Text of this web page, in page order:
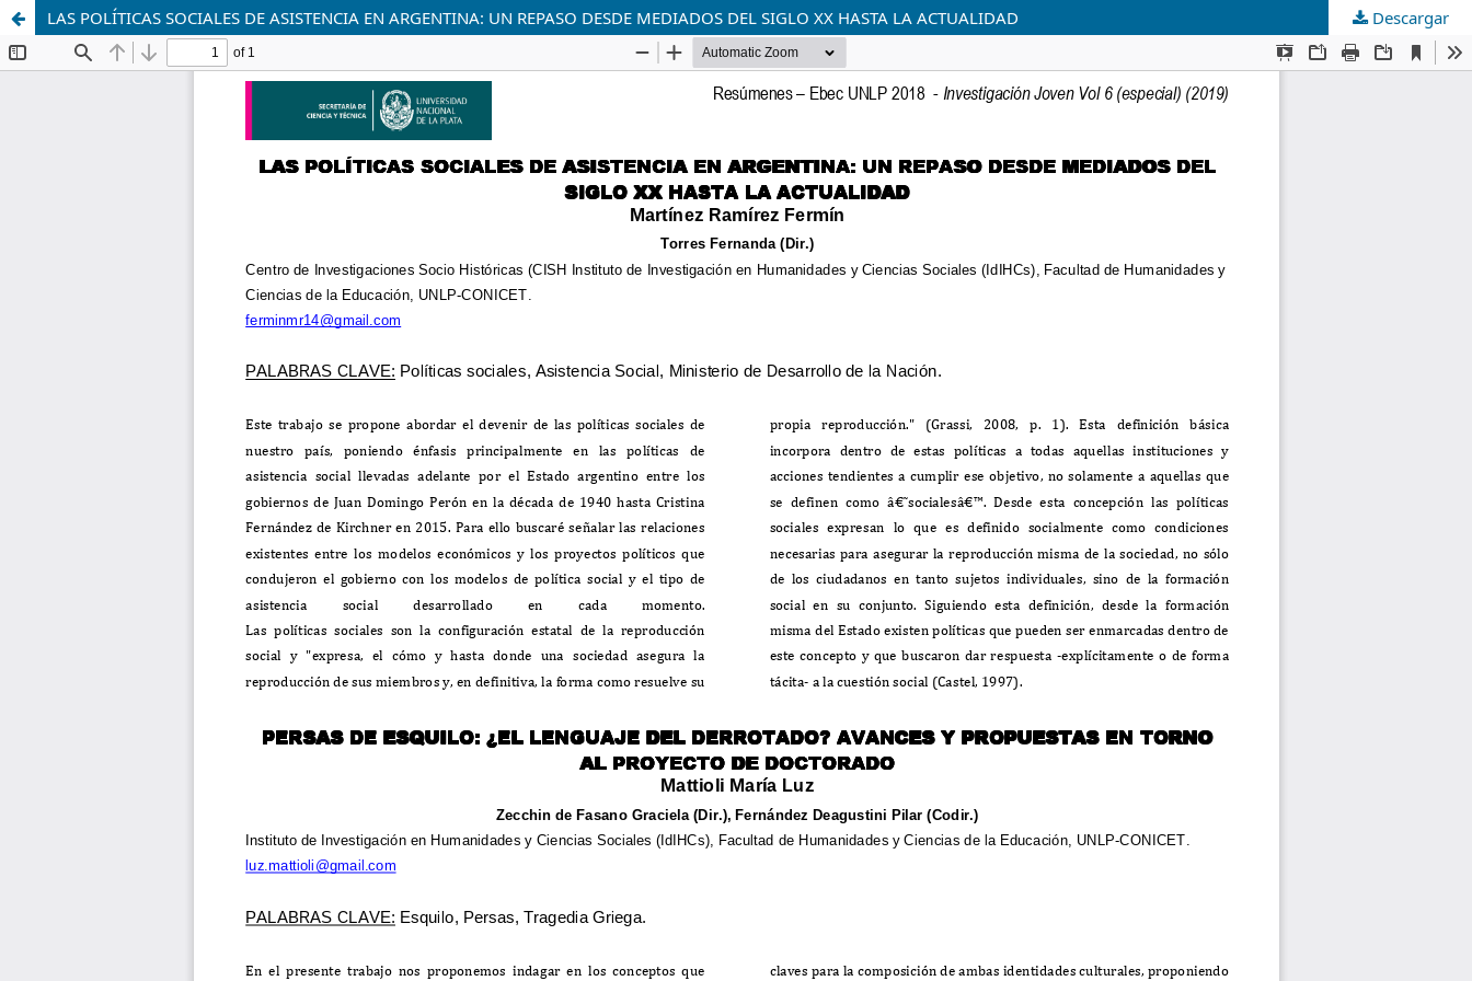
LAS POLÍTICAS SOCIALES DE ASISTENCIA EN ARGENTINA: UN REPASO DESDE MEDIADOS DEL SIGLO XX HASTA LA ACTUALIDAD Descargar